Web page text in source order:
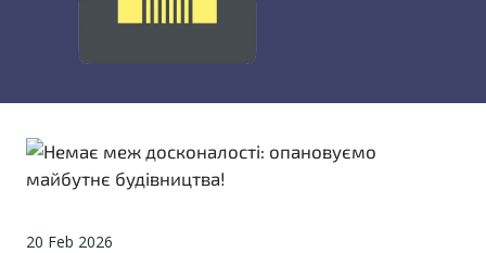
20 Feb 2026